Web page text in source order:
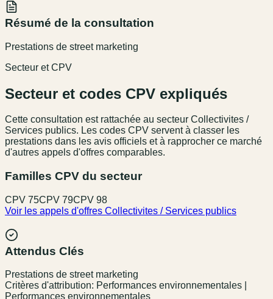
Résumé de la consultation
Prestations de street marketing
Secteur et CPV
Secteur et codes CPV expliqués
Cette consultation est rattachée au secteur Collectivites /
Services publics. Les codes CPV servent à classer les
prestations dans les avis officiels et à rapprocher ce marché
d'autres appels d'offres comparables.
Familles CPV du secteur
CPV 75CPV 79CPV 98
Voir les appels d'offres Collectivites / Services publics
Attendus Clés
Prestations de street marketing
Critères d'attribution: Performances environnementales |
Performances environnementales